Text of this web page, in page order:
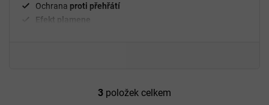
Ochrana proti přehřátí
Efekt plamene
O
3 položek celkem